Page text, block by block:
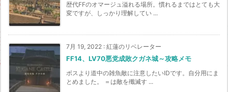
歴代FFのオマージュ溢れる場所。慣れるまではとても大
変ですが、しっかり理解してい ...
7月 19, 2022 : 紅蓮のリベレーター
FF14、LV70悪党成敗クガネ城～攻略メモ
ボスより道中の雑魚敵に注意したいIDです。自分用にま
とめました。 ＝は敵を殲滅す ...